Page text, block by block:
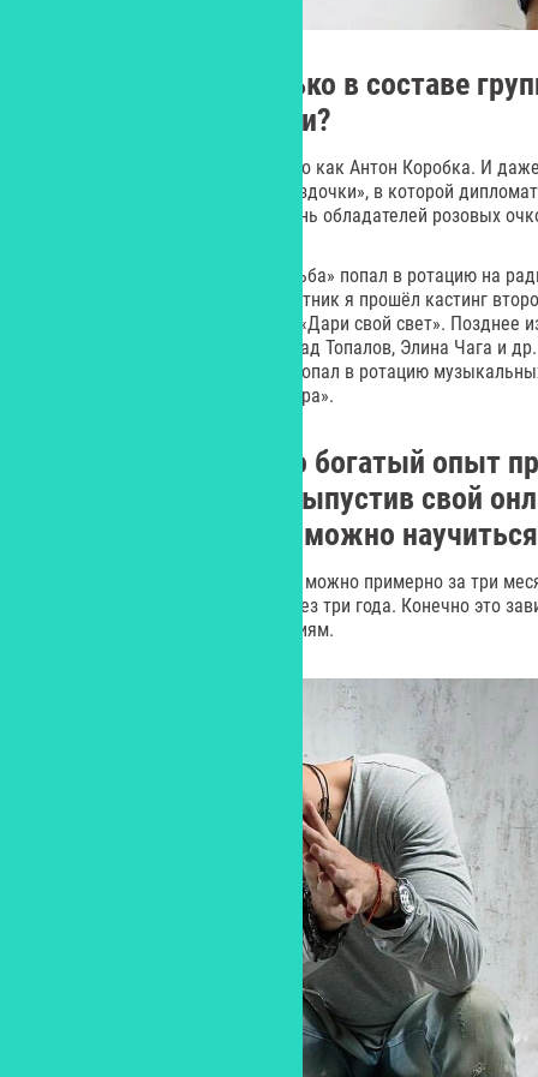
Вы выступаете только в составе
сольные композиции?
Иногда выступаю сольно - просто как Антон Коробка. И
экспериментальную песню «Звёздочки», в которой
накипевшее на игрушечную жизнь обладателей розовых
А мой первый сингл - «Леди Судьба» попал в ротацию на
топ хит-парадов. Также как участник я прошёл кастинг
где впервые представил песню «Дари свой свет». Позднее
Бурито, Наталья Подольская, Влад Топалов, Элина Чага и
песню. Клип «Дари Свой Свет» попал в ротацию
номинации премии «На благо мира».
Накопив достаточно богатый опыт
также в этом году выпустив свой
за сколько времени можно
Научиться петь хоть как-нибудь можно примерно за три
наступают только примерно через три года. Конечно это
которое ученики уделяют занятиям.